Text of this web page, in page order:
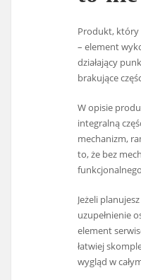
Produkt, który
– element
działający
brakujące
W opisie
integralną
mechanizm,
to, że bez
Jeżeli
uzupełnienie
element
łatwiej
wygląd w